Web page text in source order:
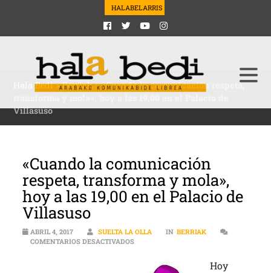
HALABELARRIS
Hala Bedi>Berriak>«Cuando la comunicación respeta,
Villasuso
«Cuando la comunicación
respeta, transforma y mola»,
hoy a las 19,00 en el Palacio de
Villasuso
ABRIL 4, 2017 SUELTA LA OLLA IN BERRIAK
COMENTARIOS DESACTIVADOSEN «CUANDO LA COMUNICACIÓN
Hoy